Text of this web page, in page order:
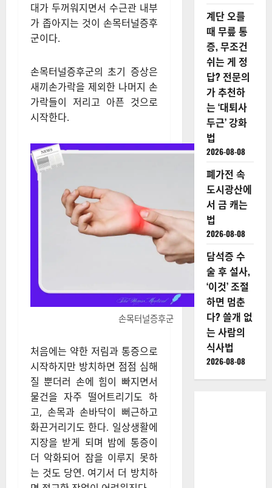
대가 두꺼워지면서 수근관 내부
가 좁아지는 것이 손목터널증후
군이다.​
손목터널증후군의 초기 증상은
새끼손가락을 제외한 나머지 손
가락들이 저리고 아픈 것으로
시작한다.
손목터널증후군
처음에는 약한 저림과 통증으로
시작하지만 방치하면 점점 심해
질 뿐더러 손에 힘이 빠지면서
물건을 자주 떨어트리기도 하
고, 손목과 손바닥이 뻐근하고
화끈거리기도 한다. 일상생활에
지장을 받게 되며 밤에 통증이
더 악화되어 잠을 이루지 못하
는 것도 당연. 여기서 더 방치하
계단 오를
때 무릎 통
증, 무조건
쉬는 게 정
답? 전문의
가 추천하
는 ‘대퇴사
두근’ 강화
법
2026-08-08
폐가전 속
도시광산에
서 금 캐는
법
2026-08-08
담석증 수
술 후 설사,
‘이것’ 조절
하면 멈춘
다? 쓸개 없
는 사람의
식사법
2026-08-08